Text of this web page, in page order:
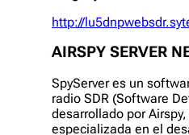
http://
AIRSPY SERVER
SpyServer es un
radio SDR (Software
desarrollado por
especializada en el